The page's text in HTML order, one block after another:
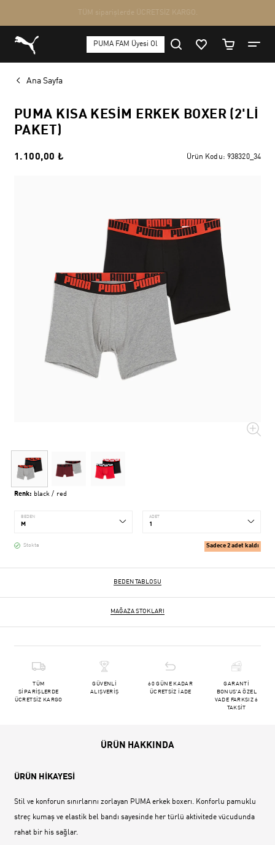
Ana Sayfa
PUMA KISA KESIM ERKEK BOXER (2'LI
PAKET)
1.100,00 ₺ Ürün Kodu: 938320_34
Renk: black / red
BEDEN ADET
Stokta Sadece 2 adet kaldı
BEDEN TABLOSU
MAĞAZA STOKLARI
TÜM
SİPARİŞLERDE
ÜCRETSİZ KARGO
GÜVENLİ
ALIŞVERİŞ
60 GÜNE KADAR
ÜCRETSİZ İADE
GARANTİ
BONUS'A ÖZEL
VADE FARKSIZ 6
TAKSİT
ÜRÜN HAKKINDA
ÜRÜN HİKAYESİ
Stil ve konforun sınırlarını zorlayan PUMA erkek boxerı. Konforlu pamuklu
streç kumaş ve elastik bel bandı sayesinde her türlü aktivitede vücudunda
rahat bir his sağlar.